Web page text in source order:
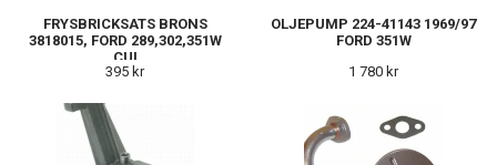
FRYSBRICKSATS BRONS
3818015, FORD 289,302,351W
CUI
395 kr
OLJEPUMP 224-41143 1969/97
FORD 351W
1 780 kr